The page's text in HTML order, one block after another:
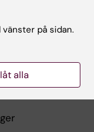
på sidan.
alla